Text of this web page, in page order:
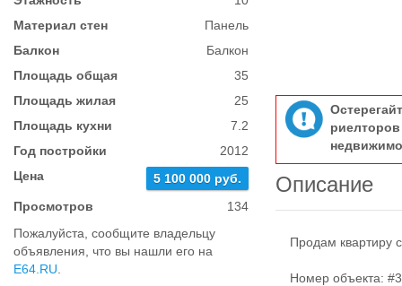
Материал стен
Панель
Балкон
Балкон
Площадь общая
35
Площадь жилая
25
Площадь кухни
7.2
Год постройки
2012
Цена
5 100 000 руб.
Просмотров
134
Пожалуйста, сообщите владельцу
объявления, что вы нашли его на
E64.RU
Описание
Продам квартиру
Номер объекта: